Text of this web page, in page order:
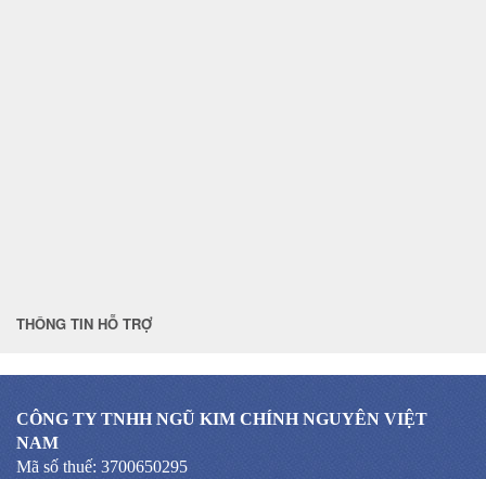
THÔNG TIN HỖ TRỢ
CÔNG TY TNHH NGŨ KIM CHÍNH NGUYÊN VIỆT
NAM
Mã số thuế: 3700650295